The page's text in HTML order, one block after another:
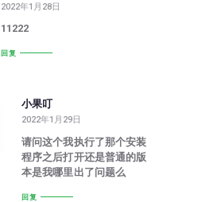
2022年1月28日
11222
回复
小果叮
2022年1月29日
请问这个我执行了那个安装
程序之后打开还是普通的版
本是我哪里出了问题么
回复